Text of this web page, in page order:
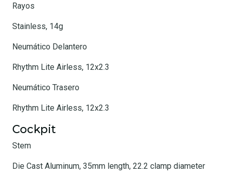
Rayos
Stainless, 14g
Neumático Delantero
Rhythm Lite Airless, 12x2.3
Neumático Trasero
Rhythm Lite Airless, 12x2.3
Cockpit
Stem
Die Cast Aluminum, 35mm length, 22.2 clamp diameter